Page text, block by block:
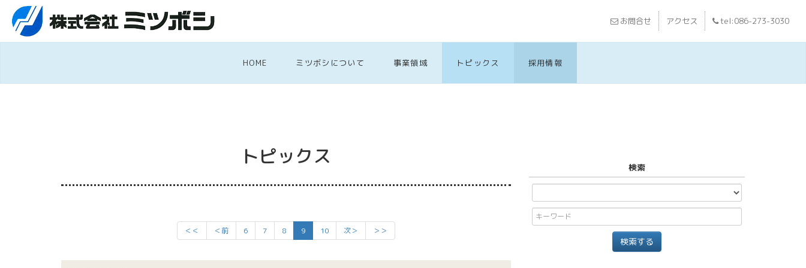
お問合せ アクセス tel:086-273-3030
HOME ミツボシについて 事業領域 トピックス 採用情報
トピックス
＜＜ ＜前 6 7 8 9 10 次＞ ＞＞
検索